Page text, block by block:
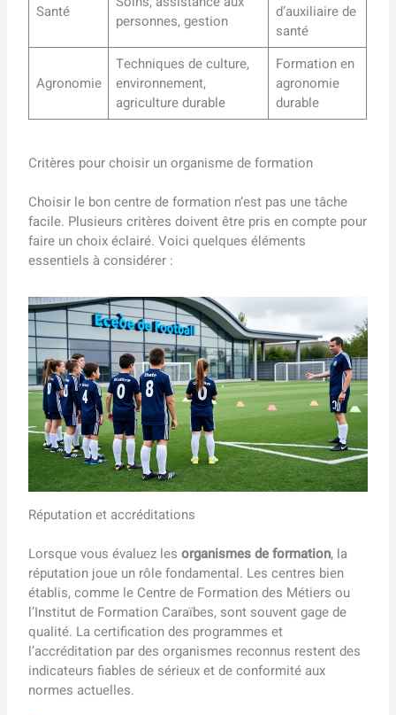
Santé
personnes, gestion
d’auxiliaire de
santé
Agronomie
Techniques de culture,
environnement,
agriculture durable
Formation en
agronomie
durable
Critères pour choisir un organisme de formation
Choisir le bon centre de formation n’est pas une tâche
facile. Plusieurs critères doivent être pris en compte pour
faire un choix éclairé. Voici quelques éléments
essentiels à considérer :
Réputation et accréditations
Lorsque vous évaluez lesorganismes de formation, la
réputation joue un rôle fondamental. Les centres bien
établis, comme le Centre de Formation des Métiers ou
l’Institut de Formation Caraïbes, sont souvent gage de
qualité. La certification des programmes et
l’accréditation par des organismes reconnus restent des
indicateurs fiables de sérieux et de conformité aux
normes actuelles.